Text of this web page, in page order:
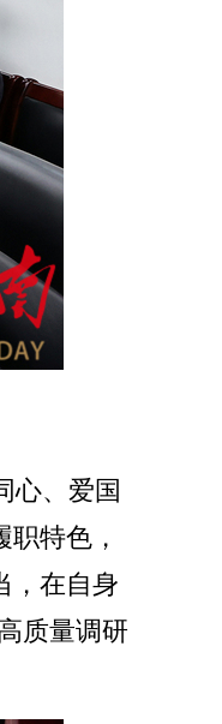
心、爱国
特色，
，在自身
质量调研